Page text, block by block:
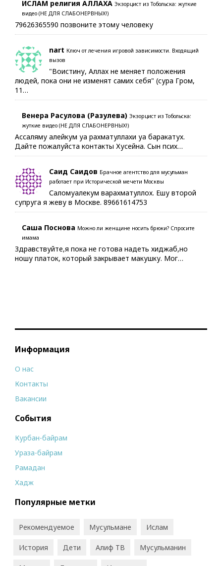
ИСЛАМ религия АЛЛАХА Экзорцист из Тобольска: жуткие
видео (НЕ ДЛЯ СЛАБОНЕРВНЫХ!)
79626365590 позвоните этому человеку
nart Ключ от лечения игровой зависимости. Входящий
вызов
"Воистину, Аллах не меняет положения
людей, пока они не изменят самих себя" (сура Гром,
11…
Венера Расулова (Разулева) Экзорцист из Тобольска:
жуткие видео (НЕ ДЛЯ СЛАБОНЕРВНЫХ!)
Ассаляму алейкум уа рахматуллахи уа баракатух.
Дайте пожалуйста контакты Хусейна. Сын псих…
Саид Саидов Брачное агентство для мусульман
работает при Исторической мечети Москвы
Саломуалекум варахматуллох. Ешу второй
супруга я жеву в Москве. 89661614753
Саша Поснова Можно ли женщине носить брюки? Спросите
имама
Здравствуйте,я пока не готова надеть хиджаб,но
ношу платок, который закрывает макушку. Мог…
Информация
О нас
Контакты
Вакансии
События
Курбан-байрам
Ураза-байрам
Рамадан
Хадж
Популярные метки
Рекомендуемое Мусульмане Ислам
История Дети Алиф ТВ Мусульманин